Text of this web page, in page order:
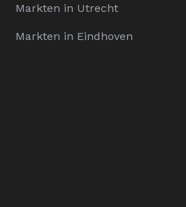
Markten in Utrecht
Markten in Eindhoven